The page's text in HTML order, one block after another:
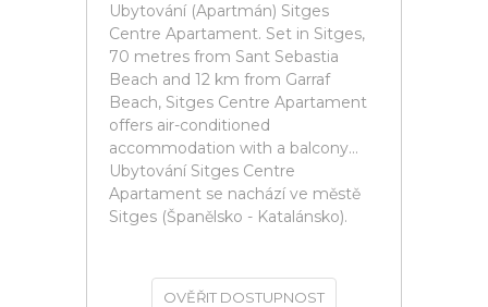
Ubytování (Apartmán) Sitges
Centre Apartament. Set in Sitges,
70 metres from Sant Sebastia
Beach and 12 km from Garraf
Beach, Sitges Centre Apartament
offers air-conditioned
accommodation with a balcony...
Ubytování Sitges Centre
Apartament se nachází ve městě
Sitges (Španělsko - Katalánsko).
OVĚŘIT DOSTUPNOST